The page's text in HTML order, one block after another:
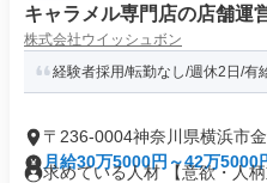
キャラメル専門店の店舗運
株式会社ウイッシュボン
経験者採用/転勤なし/週休2日/有
〒236-0004神奈川県横浜市
月給30万5000円～42万5000
求めている人材 【意欲